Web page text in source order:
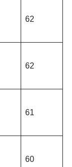
62
62
61
60